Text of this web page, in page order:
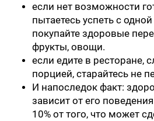
если нет возможности
пытаетесь успеть с
покупайте здоровые
фрукты, овощи.
если едите в ресторане,
порцией, старайтесь не
И напоследок факт:
зависит от его
10% от того, что может